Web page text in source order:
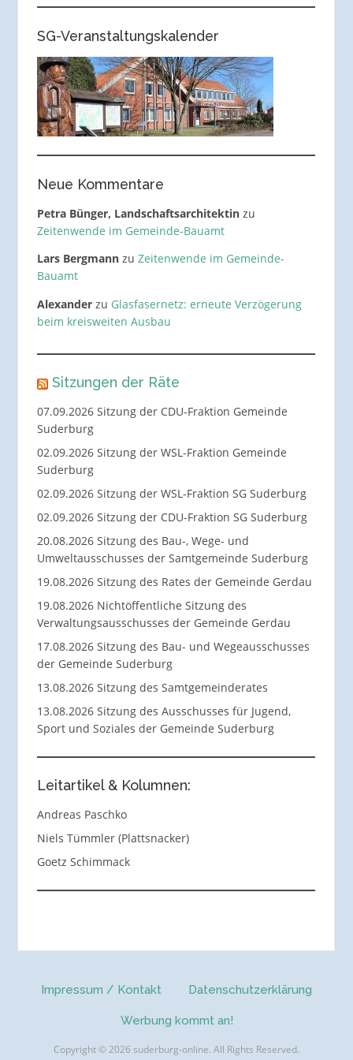
SG-Veranstaltungskalender
Neue Kommentare
Petra Bünger, Landschaftsarchitektinzu
Zeitenwende im Gemeinde-Bauamt
Lars Bergmannzu Zeitenwende im Gemeinde-
Bauamt
Alexanderzu Glasfasernetz: erneute Verzögerung
beim kreisweiten Ausbau
Sitzungen der Räte
07.09.2026 Sitzung der CDU-Fraktion Gemeinde
Suderburg
02.09.2026 Sitzung der WSL-Fraktion Gemeinde
Suderburg
02.09.2026 Sitzung der WSL-Fraktion SG Suderburg
02.09.2026 Sitzung der CDU-Fraktion SG Suderburg
20.08.2026 Sitzung des Bau-, Wege- und
Umweltausschusses der Samtgemeinde Suderburg
19.08.2026 Sitzung des Rates der Gemeinde Gerdau
19.08.2026 Nichtöffentliche Sitzung des
Verwaltungsausschusses der Gemeinde Gerdau
17.08.2026 Sitzung des Bau- und Wegeausschusses
der Gemeinde Suderburg
13.08.2026 Sitzung des Samtgemeinderates
13.08.2026 Sitzung des Ausschusses für Jugend,
Sport und Soziales der Gemeinde Suderburg
Leitartikel & Kolumnen:
Andreas Paschko
Niels Tümmler (Plattsnacker)
Goetz Schimmack
Impressum / Kontakt Datenschutzerklärung
Werbung kommt an!
Copyright © 2026 suderburg-online. All Rights Reserved.